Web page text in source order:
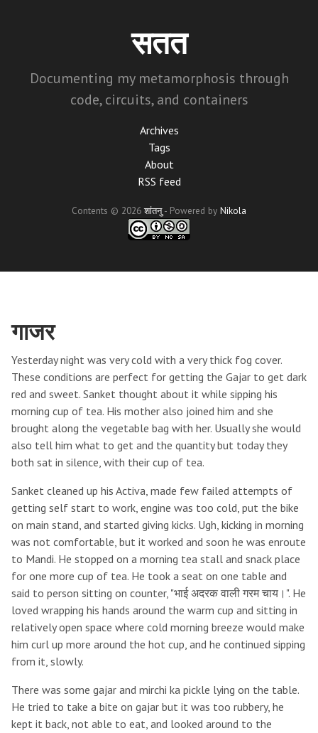
सतत
Documenting my metamorphosis through
code, circuits, and containers
Archives
Tags
About
RSS feed
Contents © 2026शांतनु- Powered by Nikola
गाजर
Yesterday night was very cold with a very thick fog cover.
These conditions are perfect for getting the Gajar to get dark
red and sweet. Sanket thought about it while sipping his
morning cup of tea. His mother also joined him and she
brought along the vegetable bag with her. Usually she would
also tell him what to get and the quantity but today they
both sat in silence, with their cup of tea.
Sanket cleaned up his Activa, made few failed attempts of
getting self start to work, engine was too cold, put the bike
on main stand, and started giving kicks. Ugh, kicking in morning
was not comfortable, but it worked and soon he was enroute
to Mandi. He stopped on a morning tea stall and snack place
for one more cup of tea. He took a seat on one table and
said to person sitting on counter, "भाई अदरक वाली गरम चाय।". He
loved wrapping his hands around the warm cup and sitting in
relatively open space where cold morning breeze would make
him curl up more around the hot cup, and he continued sipping
from it, slowly.
There was some gajar and mirchi ka pickle lying on the table.
He tried to take a bite on gajar but it was too rubbery, he
kept it back, not able to eat, and looked around to the